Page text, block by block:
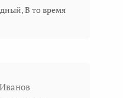
В то время